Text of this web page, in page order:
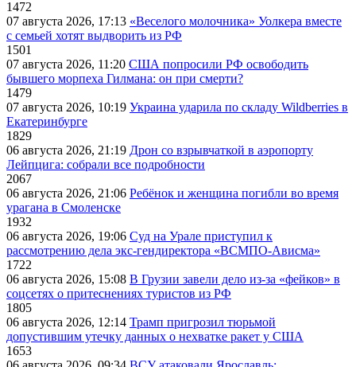
1472
07 августа 2026, 17:13 «Веселого молочника» Уолкера вместе
с семьей хотят выдворить из РФ
1501
07 августа 2026, 11:20 США попросили РФ освободить
бывшего морпеха Гилмана: он при смерти?
1479
07 августа 2026, 10:19 Украина ударила по складу Wildberries в
Екатеринбурге
1829
06 августа 2026, 21:19 Дрон со взрывчаткой в аэропорту
Лейпцига: собрали все подробности
2067
06 августа 2026, 21:06 Ребёнок и женщина погибли во время
урагана в Смоленске
1932
06 августа 2026, 19:06 Суд на Урале приступил к
рассмотрению дела экс-гендиректора «ВСМПО-Ависма»
1722
06 августа 2026, 15:08 В Грузии завели дело из-за «фейков» в
соцсетях о притеснениях туристов из РФ
1805
06 августа 2026, 12:14 Трамп пригрозил тюрьмой
допустившим утечку данных о нехватке ракет у США
1653